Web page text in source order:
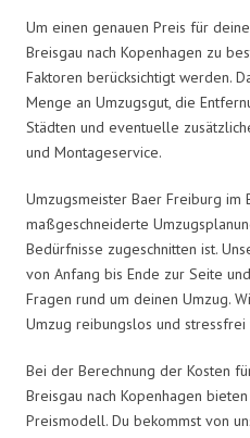
Um einen genauen Preis für
Breisgau nach Kopenhagen zu
Faktoren berücksichtigt werden.
Menge an Umzugsgut, die
Städten und eventuelle
und Montageservice.
Umzugsmeister Baer Freiburg im
maßgeschneiderte
Bedürfnisse zugeschnitten ist.
von Anfang bis Ende zur Seite
Fragen rund um deinen Umzug.
Umzug reibungslos und
Bei der Berechnung der Kosten
Breisgau nach Kopenhagen
Preismodell. Du bekommst von